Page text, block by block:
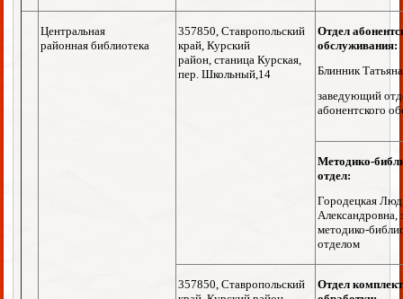
Центральная
районная библиотека
357850, Ставропольский
край, Курский
район, станица Курская,
пер. Школьный,14
Отдел
обслуживания:
Блинник
заведующий
абонентского
Методико-
отдел:
Городецкая
методико-
отделом
357850, Ставропольский
Отдел